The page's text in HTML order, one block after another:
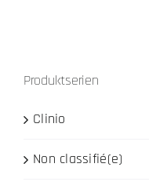
Produktserien
Clinio
Non classifié(e)